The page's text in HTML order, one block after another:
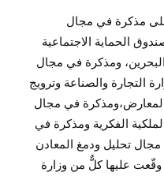
مذكرة في مجال
الحماية الاجتماعية
البحرين، ومذكرة في مجال
التجارة والصناعة وترويج
في مجال
الفكرية ومذكرة في
تحليل ودمغ المعادن
وقّعت عليها كلٌّ من وزارة